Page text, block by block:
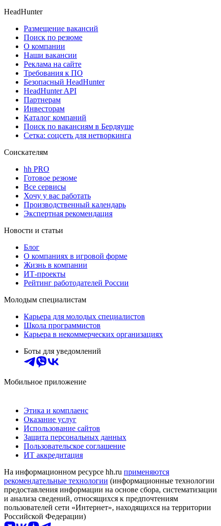
HeadHunter
Размещение вакансий
Поиск по резюме
О компании
Наши вакансии
Реклама на сайте
Требования к ПО
Безопасный HeadHunter
HeadHunter API
Партнерам
Инвесторам
Каталог компаний
Поиск по вакансиям в Бердяуше
Сетка: соцсеть для нетворкинга
Соискателям
hh PRO
Готовое резюме
Все сервисы
Хочу у вас работать
Производственный календарь
Экспертная рекомендация
Новости и статьи
Блог
О компаниях в игровой форме
Жизнь в компании
ИТ-проекты
Рейтинг работодателей России
Молодым специалистам
Карьера для молодых специалистов
Школа программистов
Карьера в некоммерческих организациях
Боты для уведомлений
Мобильное приложение
Этика и комплаенс
Оказание услуг
Использование сайтов
Защита персональных данных
Пользовательское соглашение
ИТ аккредитация
На информационном ресурсе hh.ru применяются
рекомендательные технологии (информационные технологии
предоставления информации на основе сбора, систематизации
и анализа сведений, относящихся к предпочтениям
пользователей сети «Интернет», находящихся на территории
Российской Федерации)